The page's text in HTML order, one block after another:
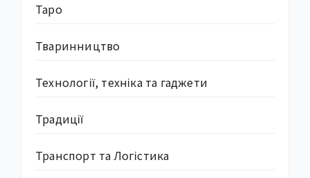
Таро
Тваринництво
Технології, техніка та гаджети
Традиції
Транспорт та Логістика